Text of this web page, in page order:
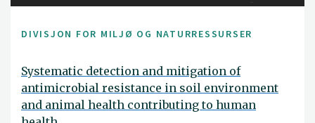
DIVISJON FOR MILJØ OG NATURRESSURSER
Systematic detection and mitigation of
antimicrobial resistance in soil environment
and animal health contributing to human